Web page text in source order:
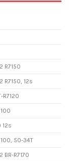
R7150
R7150, 12s
R7120
12s
50-34T
BR-R7170